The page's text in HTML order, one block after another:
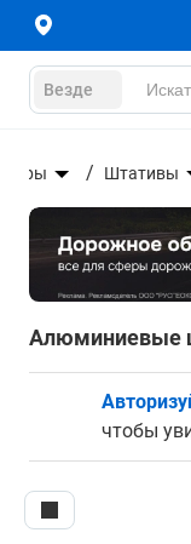
Везде
Штативы
Алюминиевые
чтобы